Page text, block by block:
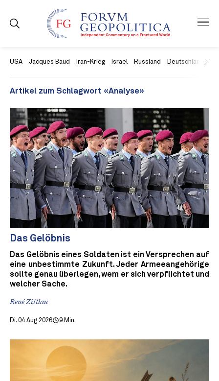
USA Jacques Baud Iran-Krieg Israel Russland Deutschland
Artikel zum Schlagwort «Analyse»
Das Gelöbnis
Das Gelöbnis eines Soldaten ist ein Versprechen auf
eine unbestimmte Zukunft. Jeder Armeeangehörige
sollte genau überlegen, wem er sich verpflichtet und
welcher Sache.
René Zittlau
Di. 04 Aug 2026 9 Min.